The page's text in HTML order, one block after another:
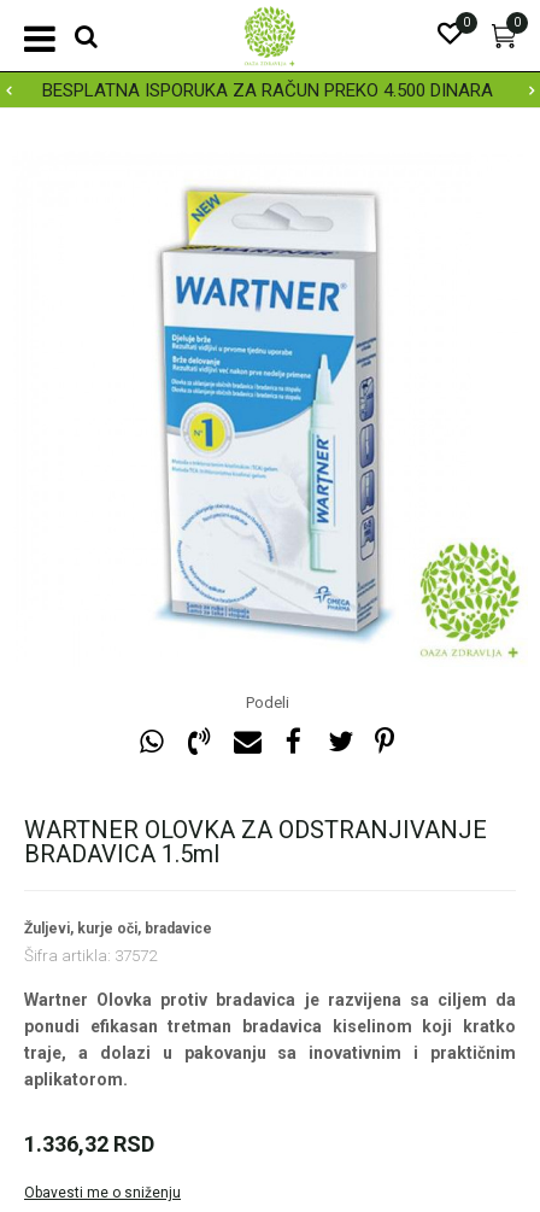
BESPLATNA ISPORUKA ZA RAČUN PREKO 4.500 DINARA
0
0
Podeli
WARTNER OLOVKA ZA ODSTRANJIVANJE
BRADAVICA 1.5ml
Žuljevi, kurje oči, bradavice
Šifra artikla: 37572
Wartner Olovka protiv bradavica je razvijena sa ciljem da
ponudi efikasan tretman bradavica kiselinom koji kratko
traje, a dolazi u pakovanju sa inovativnim i praktičnim
aplikatorom.
1.336,32 RSD
Obavesti me o sniženju